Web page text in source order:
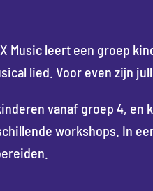
Music leert een groep
lied. Voor even zijn
vanaf groep 4, en
workshops. In